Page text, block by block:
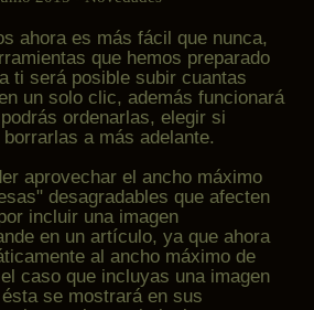
ahora es más fácil que nunca,
que hemos preparado
ti será posible subir cuantas
un solo clic, además funcionará
ordenarlas, elegir si
a más adelante.
aprovechar el ancho máximo
desagradables que afecten
incluir una imagen
en un artículo, ya que ahora
al ancho máximo de
caso que incluyas una imagen
se mostrará en sus